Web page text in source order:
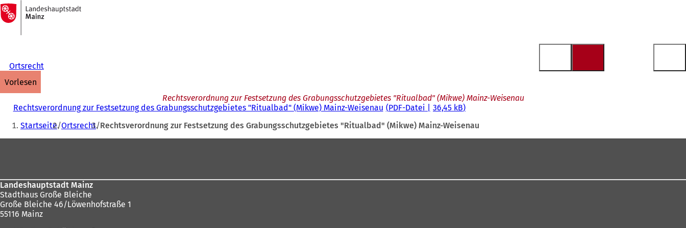
Inhalt anspringen
Zur
Startseite
Ortsrecht
vorlesen
Rechtsverordnung zur Festsetzung des Grabungsschutzgebietes "Ritualbad" (Mikwe) Mainz-Weisenau
Rechtsverordnung zur Festsetzung des Grabungsschutzgebietes "Ritualbad" (Mikwe) Mainz-Weisenau PDF-Datei 36,45 kB
Sie
befinden
Startseite Ortsrecht Rechtsverordnung zur Festsetzung des Grabungsschutzgebietes "Ritualbad" (Mikwe) Mainz-Weisenau
Landeshauptstadt Mainz
Stadthaus Große Bleiche
Große Bleiche 46/Löwenhofstraße 1
55116 Mainz